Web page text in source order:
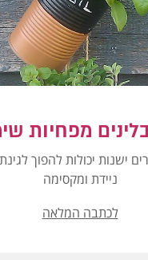
מפחיות
ישנות יכולות להפוך
ניידת ומקסימה
לכתבה המלאה